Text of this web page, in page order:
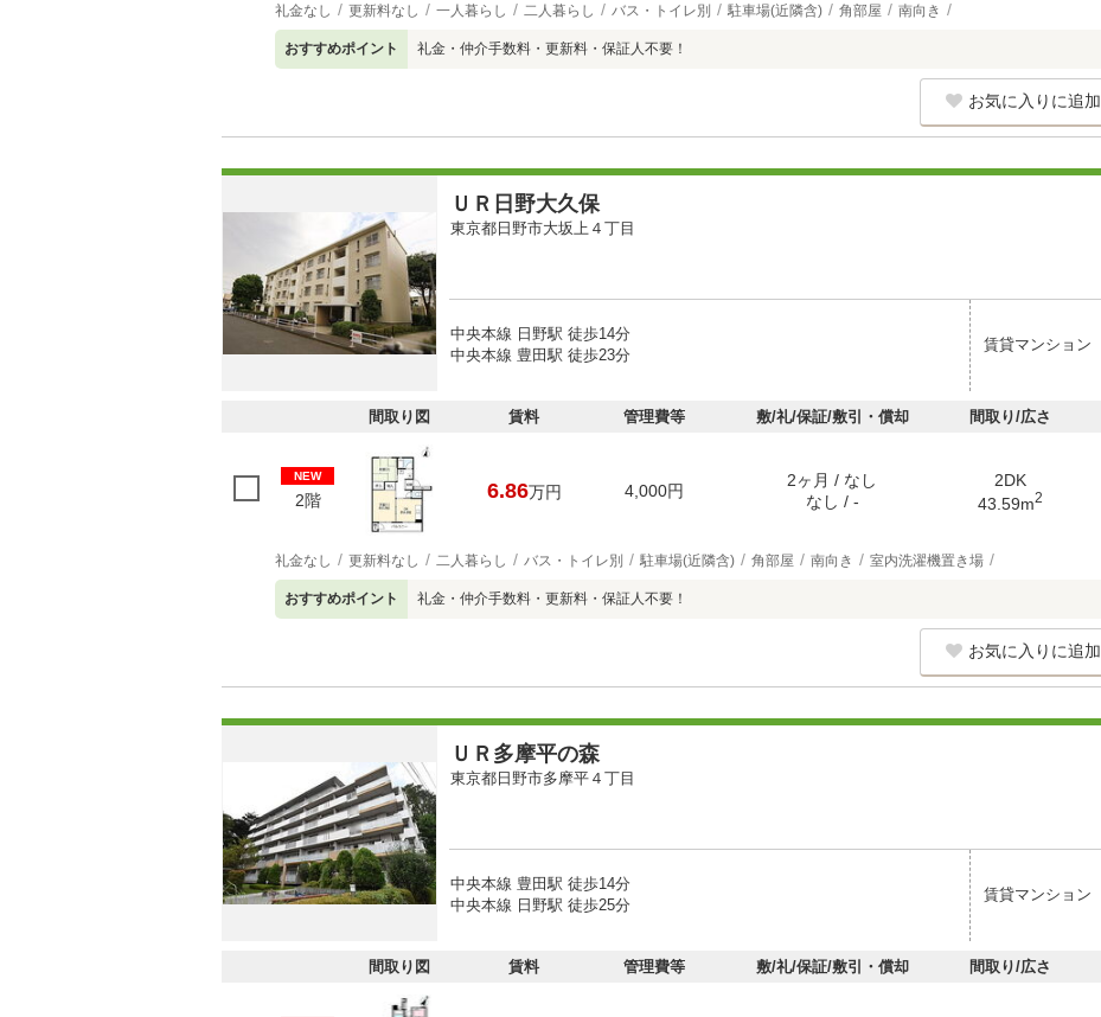
礼金なし 更新料なし 一人暮らし 二人暮らし バス・トイレ別 駐車場(近隣含) 角部屋 南向き
おすすめポイント 礼金・仲介手数料・更新料・保証人不要！
お気に入りに追加
ＵＲ日野大久保
東京都日野市大坂上４丁目
中央本線 日野駅 徒歩14分
中央本線 豊田駅 徒歩23分
賃貸マンション
間取り図 賃料 管理費等 敷/礼/保証/敷引・償却 間取り/広さ
NEW
2階 6.86万円 4,000円
2ヶ月 / なし
なし / -
2DK
43.59m2
礼金なし 更新料なし 二人暮らし バス・トイレ別 駐車場(近隣含) 角部屋 南向き 室内洗濯機置き場
おすすめポイント 礼金・仲介手数料・更新料・保証人不要！
お気に入りに追加
ＵＲ多摩平の森
東京都日野市多摩平４丁目
中央本線 豊田駅 徒歩14分
中央本線 日野駅 徒歩25分
賃貸マンション
間取り図 賃料 管理費等 敷/礼/保証/敷引・償却 間取り/広さ